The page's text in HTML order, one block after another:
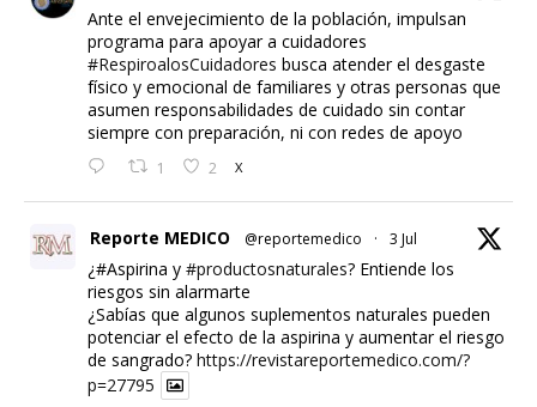
Ante el envejecimiento de la población, impulsan
programa para apoyar a cuidadores
#RespiroalosCuidadores busca atender el desgaste
físico y emocional de familiares y otras personas que
asumen responsabilidades de cuidado sin contar
siempre con preparación, ni con redes de apoyo
1 2 X
Reporte MEDICO @reportemedico · 3 Jul
¿#Aspirina y #productosnaturales? Entiende los
riesgos sin alarmarte
¿Sabías que algunos suplementos naturales pueden
potenciar el efecto de la aspirina y aumentar el riesgo
de sangrado? https://revistareportemedico.com/?
p=27795